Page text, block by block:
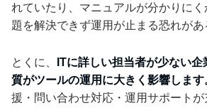
れていたり、マニュアルが分かりに
題を解決できず運用が止まる恐れがあ
とくに、
ITに詳しい担当者が少ない
質がツールの運用に大きく影響します
援・問い合わせ対応・運用サポート